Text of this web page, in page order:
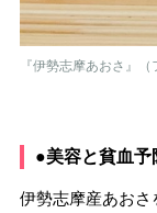
『伊勢志摩あおさ』
●美容と貧血予
伊勢志摩産あおさ